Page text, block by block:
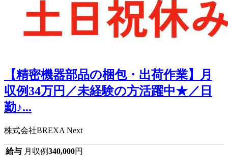
【精密機器部品の梱包・出荷作業】月
収例34万円／未経験の方活躍中★／日
勤♪...
株式会社BREXA Next
給与 月収例340,000円